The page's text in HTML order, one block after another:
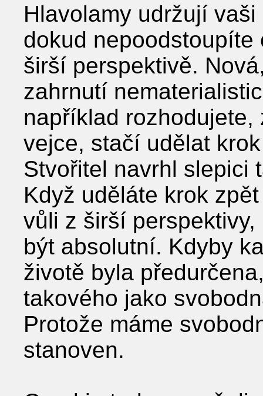
Hlavolamy udržují
dokud
širší perspektivě.
zahrnutí
například
vejce, stačí udělat
Stvořitel navrhl slepici
Když uděláte krok
vůli z širší
být absolutní. Kdyby
životě byla
takového jako
Protože máme
stanoven.